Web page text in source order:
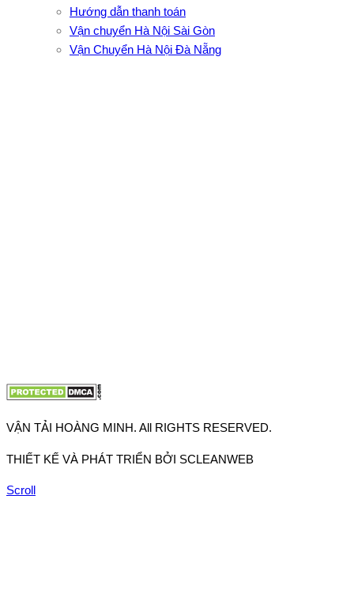
Hướng dẫn thanh toán
Vận chuyển Hà Nội Sài Gòn
Vận Chuyển Hà Nội Đà Nẵng
VẬN TẢI HOÀNG MINH. All RIGHTS RESERVED.
THIẾT KẾ VÀ PHÁT TRIỂN BỞI SCLEANWEB
Scroll